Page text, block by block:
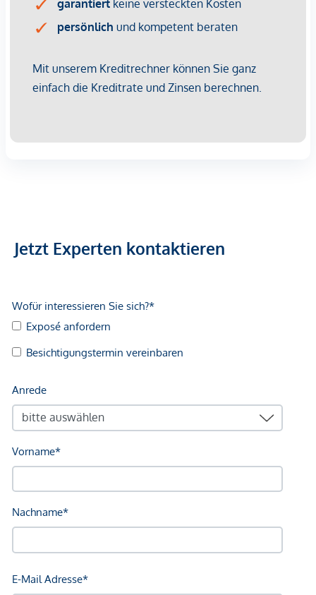
und Informationen lediglich unverbindliche
Vorabinformationen sind und daher ohne Gewähr erfolgen.
Jetzt Experten kontaktieren